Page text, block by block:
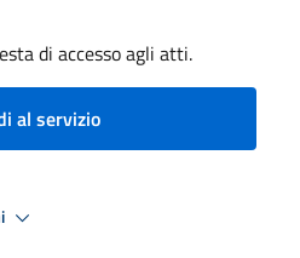
di accesso agli atti.
al servizio